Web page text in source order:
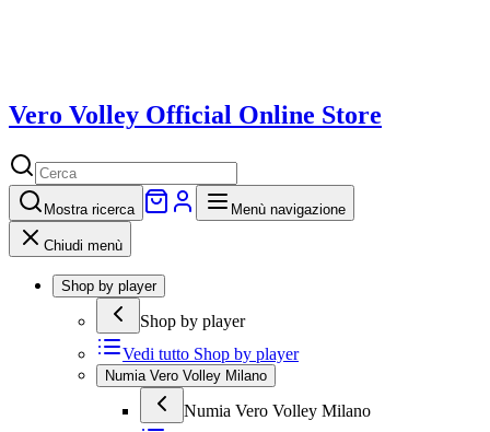
Vero Volley Official Online Store
Mostra ricerca Menù navigazione
Chiudi menù
Shop by player
Shop by player
Vedi tutto Shop by player
Numia Vero Volley Milano
Numia Vero Volley Milano